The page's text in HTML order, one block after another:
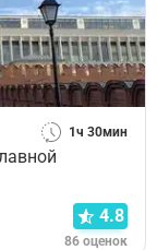
1ч 30мин
4.8
86 оценок